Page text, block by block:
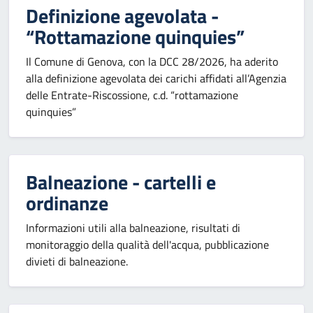
Definizione agevolata -
“Rottamazione quinquies”
Il Comune di Genova, con la DCC 28/2026, ha aderito
alla definizione agevolata dei carichi affidati all’Agenzia
delle Entrate-Riscossione, c.d. “rottamazione
quinquies”
Balneazione - cartelli e
ordinanze
Informazioni utili alla balneazione, risultati di
monitoraggio della qualità dell'acqua, pubblicazione
divieti di balneazione.